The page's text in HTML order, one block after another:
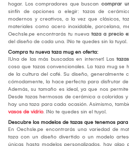
hogar. Los compradores que buscan comprar
sinfín de opciones a elegir: tazas de
modernos y creativos, a la vez que clásicos,
materiales como acero inoxidable, porcelana,
Oechsle.pe encontrarás tu nueva taza a precio
del diseño de cada una. ¡No te quedes sin la tuya!.
Compra tu nueva taza mug en oferta:
¡Una de las más buscadas en internet! Las
cosa que tazas convencionales. La taza mug
de la cultura del café. Su diseño, generalmente
cómodamente, la hace perfecta para disfrutar
Además, su tamaño es ideal, ya que nos
Desde tazas hermosas de cerámica a coloridas
hay una taza para cada ocasión. Asimismo,
vasos de vidrio. ¡No te quedes sin el tuyo!.
Descubre los modelos de tazas que tenemos
En Oechsle.pe encontrarás una variedad de
taza con un diseño divertido o un modelo
únicas hasta modelos personalizados, hay